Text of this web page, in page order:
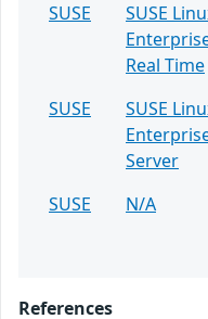
SUSE
SUSE
Real Time
SUSE
SUSE
Server
SUSE N/A
References